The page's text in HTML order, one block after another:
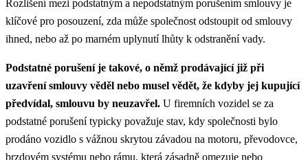
Rozlišení mezi podstatným a nepodstatným porušením smlouvy je
klíčové pro posouzení, zda může společnost odstoupit od smlouvy
ihned, nebo až po marném uplynutí lhůty k odstranění vady.
Podstatné porušení je takové, o němž prodávající již při
uzavření smlouvy věděl nebo musel vědět, že kdyby jej kupující
předvídal, smlouvu by neuzavřel. U firemních vozidel se za
podstatné porušení typicky považuje stav, kdy společnosti bylo
prodáno vozidlo s vážnou skrytou závadou na motoru, převodovce,
brzdovém systému nebo rámu, která zásadně omezuje nebo